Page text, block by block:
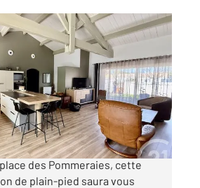
€
recherché de PERIGNY, à
des Pommeraies, cette
de plain-pied saura vous